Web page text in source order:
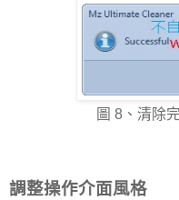
圖 8、清除
調整操作介面風格